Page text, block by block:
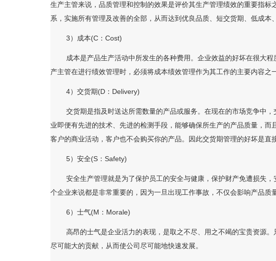
生产主管来说，品质管理和控制的效果是评价其生产管理绩效的重要指
系，实施所有管理及改善的全部，从而达到优良品质、短交货期、低成本
3）成本(C：Cost)
成本是产品生产活动中所发生的各种费用。企业效益的好坏在很大程
产主管在进行绩效管理时，必须将成本绩效管理作为其工作的主要内容之一
4）交货期(D：Delivery)
交货期是指及时送达所需数量的产品或服务。在现在的市场竞争中，
业即便有先进的技术、先进的检测手段，能够确保所生产的产品质量，
客户的商业活动，客户也不会购买你的产品。因此交货期管理的好坏是
5）安全(S：Safety)
安全生产管理就是为了保护员工的安全与健康，保护财产免遭损失，
个企业来说都是非常重要的，因为一旦出现工作事故，不仅会影响产品
6）士气(M：Morale)
高昂的士气是企业活力的表现，是取之不尽、用之不竭的宝贵资源。
尽可能大的贡献，从而使公司尽可能地快速发展。